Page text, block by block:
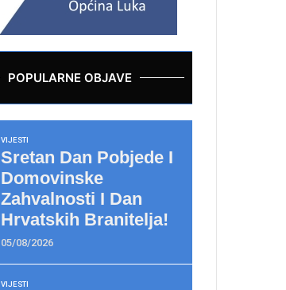
POPULARNE OBJAVE
VIJESTI
Sretan Dan Pobjede I
Domovinske
Zahvalnosti I Dan
Hrvatskih Branitelja!
05/08/2026
VIJESTI